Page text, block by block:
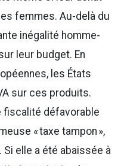
femmes. Au-delà du
inégalité homme-
leur budget. En
les États
sur ces produits.
fiscalité défavorable
« taxe tampon »,
elle a été abaissée à